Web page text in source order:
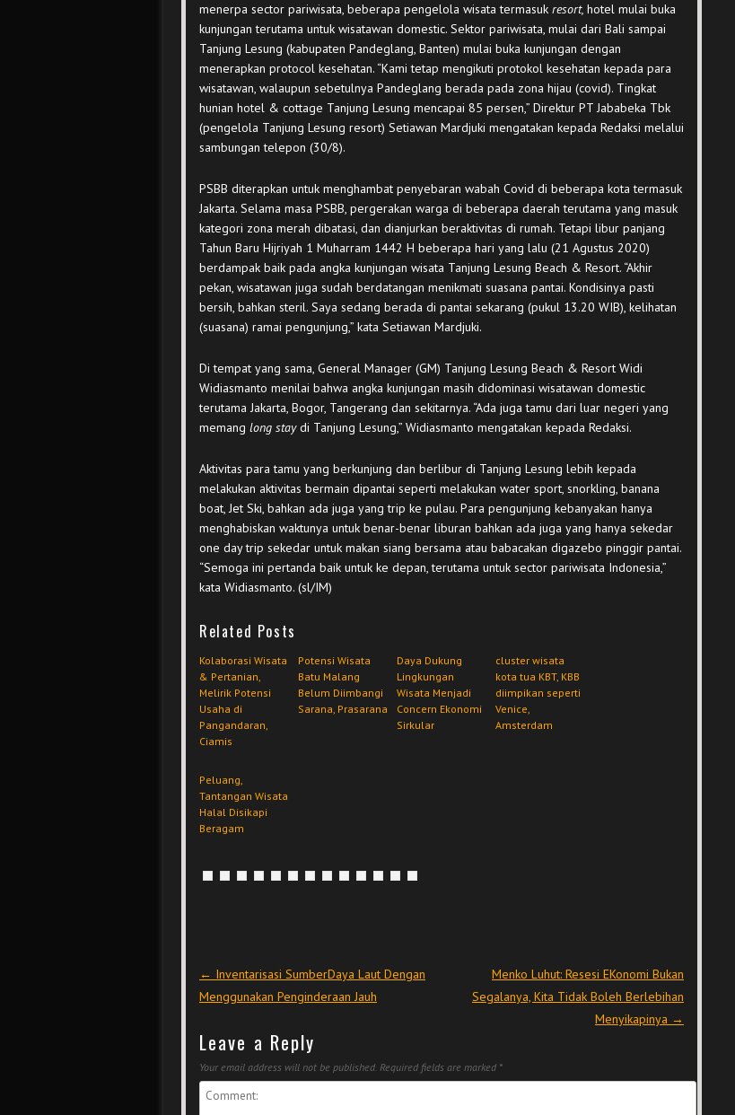
menerpa sector pariwisata, beberapa pengelola wisata termasuk resort, hotel mulai buka
kunjungan terutama untuk wisatawan domestic. Sektor pariwisata, mulai dari Bali sampai
Tanjung Lesung (kabupaten Pandeglang, Banten) mulai buka kunjungan dengan
menerapkan protocol kesehatan. “Kami tetap mengikuti protokol kesehatan kepada para
wisatawan, walaupun sebetulnya Pandeglang berada pada zona hijau (covid). Tingkat
hunian hotel & cottage Tanjung Lesung mencapai 85 persen,” Direktur PT Jababeka Tbk
(pengelola Tanjung Lesung resort) Setiawan Mardjuki mengatakan kepada Redaksi melalui
sambungan telepon (30/8).
PSBB diterapkan untuk menghambat penyebaran wabah Covid di beberapa kota termasuk
Jakarta. Selama masa PSBB, pergerakan warga di beberapa daerah terutama yang masuk
kategori zona merah dibatasi, dan dianjurkan beraktivitas di rumah. Tetapi libur panjang
Tahun Baru Hijriyah 1 Muharram 1442 H beberapa hari yang lalu (21 Agustus 2020)
berdampak baik pada angka kunjungan wisata Tanjung Lesung Beach & Resort. “Akhir
pekan, wisatawan juga sudah berdatangan menikmati suasana pantai. Kondisinya pasti
bersih, bahkan steril. Saya sedang berada di pantai sekarang (pukul 13.20 WIB), kelihatan
(suasana) ramai pengunjung,” kata Setiawan Mardjuki.
Di tempat yang sama, General Manager (GM) Tanjung Lesung Beach & Resort Widi
Widiasmanto menilai bahwa angka kunjungan masih didominasi wisatawan domestic
terutama Jakarta, Bogor, Tangerang dan sekitarnya. “Ada juga tamu dari luar negeri yang
memang long staydi Tanjung Lesung,” Widiasmanto mengatakan kepada Redaksi.
Aktivitas para tamu yang berkunjung dan berlibur di Tanjung Lesung lebih kepada
melakukan aktivitas bermain dipantai seperti melakukan water sport, snorkling, banana
boat, Jet Ski, bahkan ada juga yang trip ke pulau. Para pengunjung kebanyakan hanya
menghabiskan waktunya untuk benar-benar liburan bahkan ada juga yang hanya sekedar
one day trip sekedar untuk makan siang bersama atau babacakan digazebo pinggir pantai.
“Semoga ini pertanda baik untuk ke depan, terutama untuk sector pariwisata Indonesia,”
kata Widiasmanto. (sl/IM)
Related Posts
Kolaborasi Wisata
& Pertanian,
Melirik Potensi
Usaha di
Pangandaran,
Ciamis
Potensi Wisata
Batu Malang
Belum Diimbangi
Sarana, Prasarana
Daya Dukung
Lingkungan
Wisata Menjadi
Concern Ekonomi
Sirkular
cluster wisata
kota tua KBT, KBB
diimpikan seperti
Venice,
Amsterdam
Peluang,
Tantangan Wisata
Halal Disikapi
Beragam
Post navigation
← Inventarisasi SumberDaya Laut Dengan
Menggunakan Penginderaan Jauh
Menko Luhut: Resesi EKonomi Bukan
Segalanya, Kita Tidak Boleh Berlebihan
Menyikapinya →
Leave a Reply
Your email address will not be published. Required fields are marked *